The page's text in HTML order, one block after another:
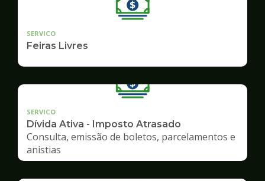
SERVICO
Feiras Livres
SERVICO
Dívida Ativa - Imposto Atrasado
Consulta, emissão de boletos, parcelamentos e
anistias